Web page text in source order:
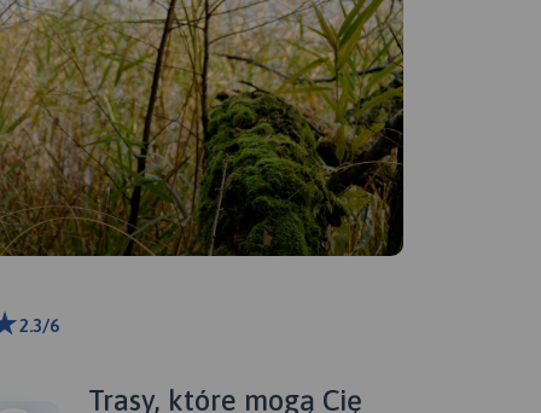
2.3/6
Trasy, które mogą Cię